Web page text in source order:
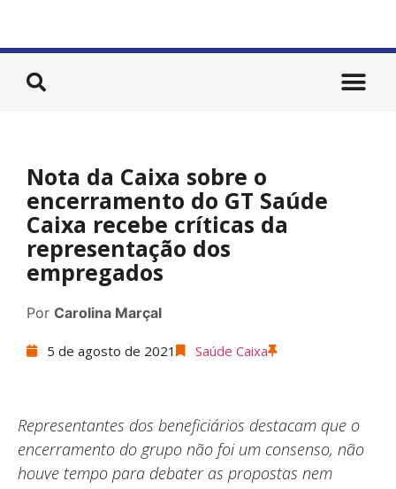
Nota da Caixa sobre o
encerramento do GT Saúde
Caixa recebe críticas da
representação dos
empregados
Por Carolina Marçal
5 de agosto de 2021 Saúde Caixa
Representantes dos beneficiários destacam que o
encerramento do grupo não foi um consenso, não
houve tempo para debater as propostas nem